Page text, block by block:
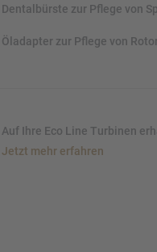
Dentalbürste zur Pflege von
Öladapter zur Pflege von
Auf Ihre Eco Line Turbinen
Jetzt mehr erfahren